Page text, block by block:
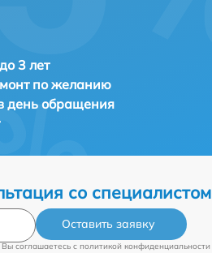
до 3 лет
по желанию
день обращения
со специалистом
Оставить заявку
соглашаетесь c политикой конфиденциальности